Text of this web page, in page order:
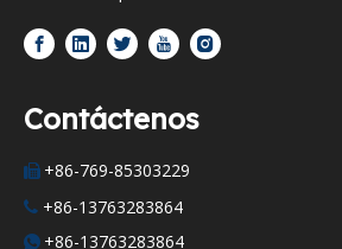
Contáctenos
 +86-769-85303229
 +86-13763283864
 +86-13763283864